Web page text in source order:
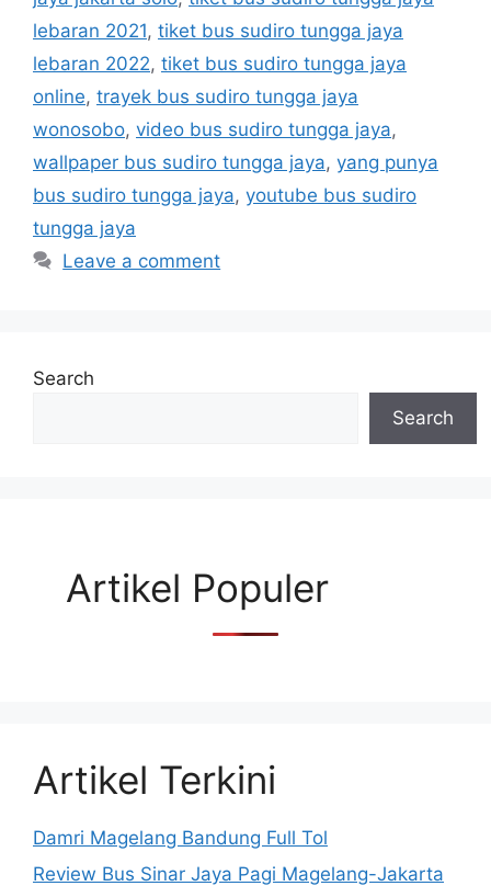
lebaran 2021, tiket bus sudiro tungga jaya
lebaran 2022, tiket bus sudiro tungga jaya
online, trayek bus sudiro tungga jaya
wonosobo, video bus sudiro tungga jaya,
wallpaper bus sudiro tungga jaya, yang punya
bus sudiro tungga jaya, youtube bus sudiro
tungga jaya
Leave a comment
Search
Search
Artikel Populer
Artikel Terkini
Damri Magelang Bandung Full Tol
Review Bus Sinar Jaya Pagi Magelang-Jakarta